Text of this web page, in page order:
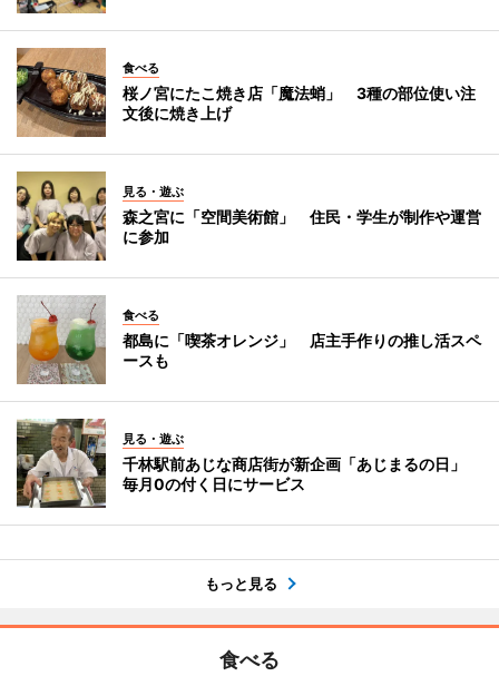
食べる
桜ノ宮にたこ焼き店「魔法蛸」 3種の部位使い注
文後に焼き上げ
見る・遊ぶ
森之宮に「空間美術館」 住民・学生が制作や運営
に参加
食べる
都島に「喫茶オレンジ」 店主手作りの推し活スペ
ースも
見る・遊ぶ
千林駅前あじな商店街が新企画「あじまるの日」
毎月0の付く日にサービス
もっと見る
食べる